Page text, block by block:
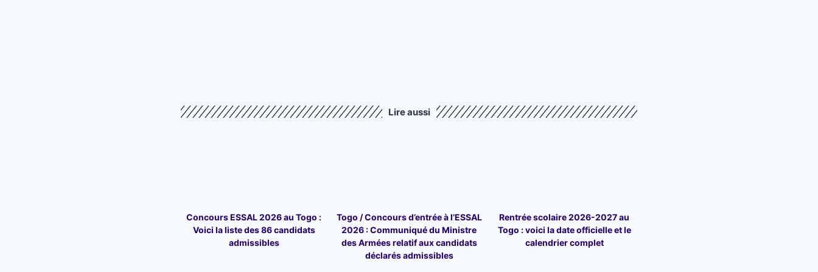
Lire aussi
Concours ESSAL 2026 au Togo :
Voici la liste des 86 candidats
admissibles
Togo / Concours d’entrée à l’ESSAL
2026 : Communiqué du Ministre
des Armées relatif aux candidats
déclarés admissibles
Rentrée scolaire 2026-2027 au
Togo : voici la date officielle et le
calendrier complet